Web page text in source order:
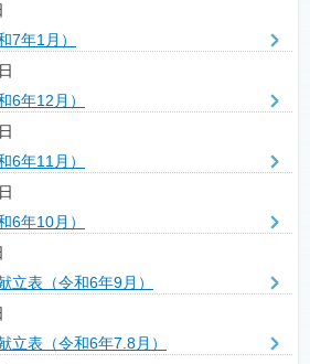
7年1月）
6年12月）
6年11月）
6年10月）
立表（令和6年9月）
立表（令和6年7.8月）